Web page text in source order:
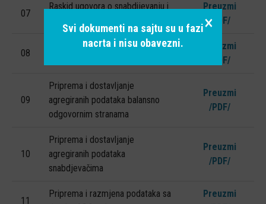
Svi dokumenti na sajtu su u fazi
nacrta i nisu obavezni.
×
07
Raskid ugovora o snabdijevanju i
Preuzmi
/PDF/
08
Elektroenergetska saglasnost i
Preuzmi
/PDF/
09
Priprema i dostavljanje
agregiranih podataka balansno
odgovornim stranama
Preuzmi
/PDF/
10
Priprema i dostavljanje
agregiranih podataka
snabdjevačima
Preuzmi
/PDF/
11
Priprema i razmjena podataka sa
Preuzmi